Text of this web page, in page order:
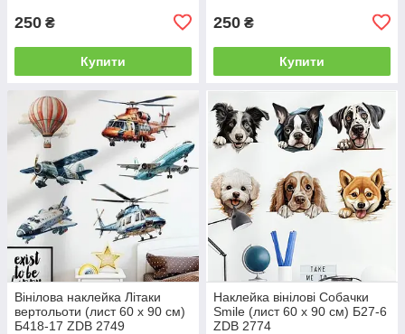
250 ₴
Купити
250 ₴
Купити
Вінілова наклейка Літаки
вертольоти (лист 60 х 90 см)
Б418-17 ZDB 2749
Наклейка вінілові Собачки
Smile (лист 60 х 90 см) Б27-6
ZDB 2774